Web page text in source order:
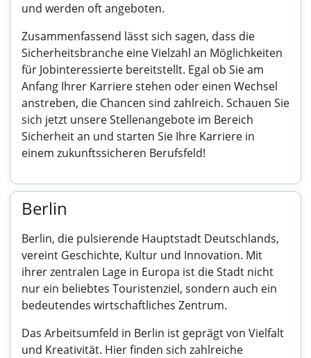
und werden oft angeboten.
Zusammenfassend lässt sich sagen, dass die
Sicherheitsbranche eine Vielzahl an Möglichkeiten
für Jobinteressierte bereitstellt. Egal ob Sie am
Anfang Ihrer Karriere stehen oder einen Wechsel
anstreben, die Chancen sind zahlreich. Schauen Sie
sich jetzt unsere Stellenangebote im Bereich
Sicherheit an und starten Sie Ihre Karriere in
einem zukunftssicheren Berufsfeld!
Berlin
Berlin, die pulsierende Hauptstadt Deutschlands,
vereint Geschichte, Kultur und Innovation. Mit
ihrer zentralen Lage in Europa ist die Stadt nicht
nur ein beliebtes Touristenziel, sondern auch ein
bedeutendes wirtschaftliches Zentrum.
Das Arbeitsumfeld in Berlin ist geprägt von Vielfalt
und Kreativität. Hier finden sich zahlreiche